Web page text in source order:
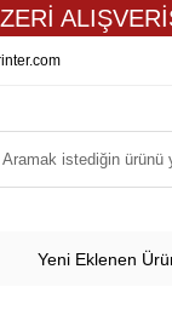
Yeni Eklenen